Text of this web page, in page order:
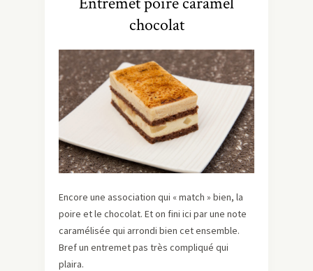
chocolat
Encore une association qui « match » bien, la
poire et le chocolat. Et on fini ici par une note
caramélisée qui arrondi bien cet ensemble.
Bref un entremet pas très compliqué qui
plaira.